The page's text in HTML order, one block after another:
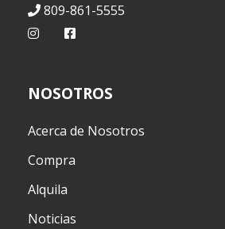
809-861-5555
NOSOTROS
Acerca de Nosotros
Compra
Alquila
Noticias